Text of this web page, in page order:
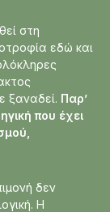
στη
εδώ και
ξαναδεί. Παρ’
που έχει
δεν
Η